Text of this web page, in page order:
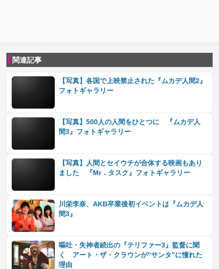
関連記事
【写真】各国で上映禁止された『ムカデ人間2』
フォトギャラリー
【写真】500人の人間をひとつに 『ムカデ人
間3』フォトギャラリー
【写真】人間とセイウチが合体する映画もあり
ました 『Mr．タスク』フォトギャラリー
川栄李奈、AKB卒業後初イベントは『ムカデ人
間3』
嘔吐・失神者続出の『テリファー3』監督に聞
く アート・ザ・クラウンが“サンタ”に憧れた
理由